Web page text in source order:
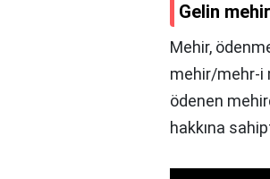
Gelin
Mehir,
mehir/mehr-i
ödenen
hakkına